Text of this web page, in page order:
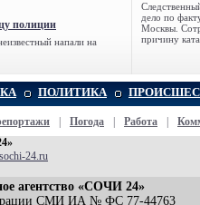
полиции
напали на
дело по
Москвы.
причину
ПОЛИТИКА
Погода Работа
24.ru
агентство «СОЧИ 24»
СМИ ИА № ФС 77-44763